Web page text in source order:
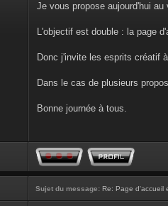
Je vous propose aujourd'hui
L'objectif est double : la page
Donc j'invite les esprits créatif
Dans le cas de plusieurs
Bonne journée à tous.
Sujet du message: Re: Page d'accueil